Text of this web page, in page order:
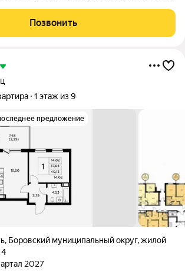
расположена на 3 этаже, не угловая в
и
Позвонить
1 этаж из 9
предложение
, Боровский муниципальный округ,жилой
4
2027